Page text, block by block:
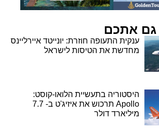
גם אתכם
ענקית התעופה חוזרת: יונייטד איירליינס
מחדשת את הטיסות לישראל
היסטוריה בתעשיית הלואו-קוסט:
Apollo תרכוש את איזיג'ט ב- 7.7
מיליארד דולר